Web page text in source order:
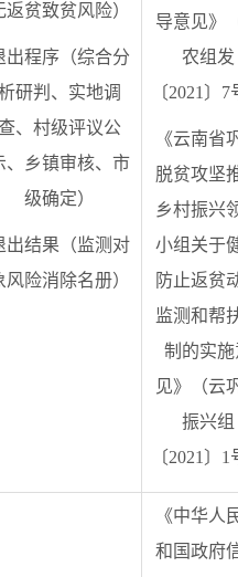
返贫致贫风险）
出程序（综合分
研判、实地调
、村级评议公
、乡镇审核、市
级确定）
出结果（监测对
风险消除名册）
导意见》
农组发
〔2021〕7
《云南省
脱贫攻坚
乡村振兴
小组关于
防止返贫
监测和帮
制的实施
见》（云
振兴组
〔2021〕1
《中华人
和国政府